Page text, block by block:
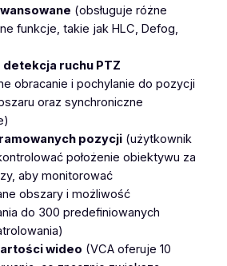
(obsługuje różne
funkcje, takie jak HLC, Defog,
ruchu PTZ
obracanie i pochylanie do pozycji
oraz synchroniczne
pozycji(użytkownik
położenie obiektywu za
aby monitorować
obszary i możliwość
do 300 predefiniowanych
wideo (VCA oferuje 10